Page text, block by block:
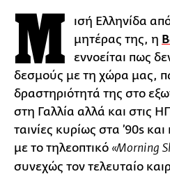
Μ
ισή Ελληνίδα
μητέρας της, η
εννοείται πως
δεσμούς με τη χώρα μας,
δραστηριότητά της στο
στη Γαλλία αλλά και στις
ταινίες κυρίως στα ’90s
με το τηλεοπτικό «Morning
συνεχώς τον τελευταίο